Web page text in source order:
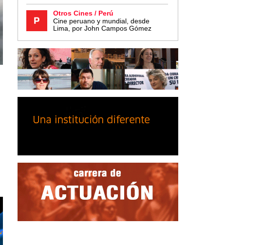
Otros Cines / Perú
Cine peruano y mundial, desde
Lima, por John Campos Gómez